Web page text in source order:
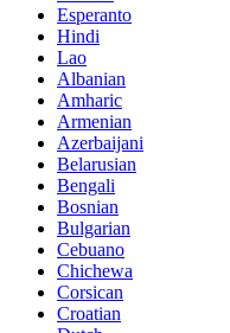
Esperanto
Hindi
Lao
Albanian
Amharic
Armenian
Azerbaijani
Belarusian
Bengali
Bosnian
Bulgarian
Cebuano
Chichewa
Corsican
Croatian